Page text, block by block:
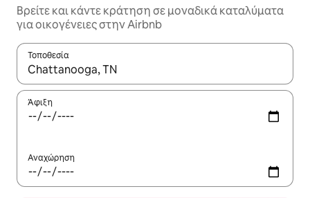
Βρείτε και κάντε κράτηση σε μοναδικά καταλύματα
για οικογένειες στην Airbnb
Τοποθεσία
Όταν τα αποτελέσματα είναι διαθέσιμα, μπορείτε να
Άφιξη
Αναχώρηση